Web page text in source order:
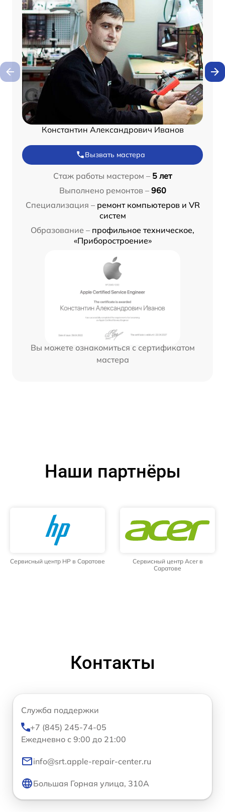
Константин Александрович Иванов
Вызвать мастера
Стаж работы мастером – 5 лет
Выполнено ремонтов – 960
Специализация – ремонт компьютеров и VR
систем
Образование – профильное техническое,
«Приборостроение»
Вы можете ознакомиться с сертификатом
мастера
Наши партнёры
Сервисный центр HP в Саратове
Сервисный центр Acer в
Саратове
Контакты
Служба поддержки
+7 (845) 245-74-05
Ежедневно с 9:00 до 21:00
info@srt.apple-repair-center.ru
Большая Горная улица, 310А